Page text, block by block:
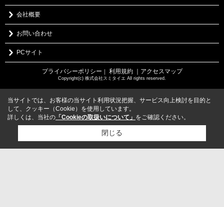
会社概要
お問い合わせ
PCサイト
プライバシーポリシー 利用規約 ｜アクセスマップ
Copyright(c) 株式会社スミタイエ All rights reserved.
当サイトでは、お客様の当サイト利用状況把握、サービス向上検討を目的と
して、クッキー（Cookie）を使用しています。
詳しくは、当社の 「Cookieの取扱いについて」 をご確認ください。
閉じる